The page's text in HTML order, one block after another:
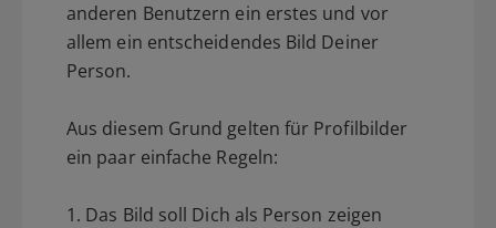
anderen Benutzern ein erstes und vor
allem ein entscheidendes Bild Deiner
Person.
Aus diesem Grund gelten für Profilbilder
ein paar einfache Regeln:
1. Das Bild soll Dich als Person zeigen